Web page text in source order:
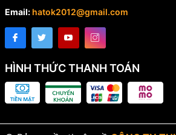
Email: hatok2012@gmail.com
HÌNH THỨC THANH TOÁN